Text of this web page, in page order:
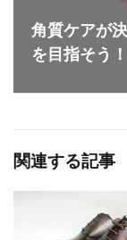
角質ケアが
を目指そう！
関連する記事